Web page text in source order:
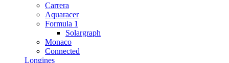
Carrera
Aquaracer
Formula 1
Solargraph
Monaco
Connected
Longines